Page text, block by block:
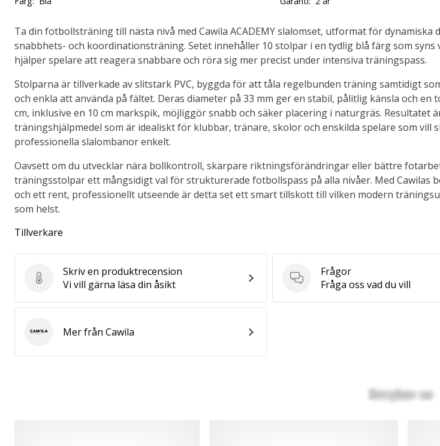
Ta din fotbollsträning till nästa nivå med Cawila ACADEMY slalomset, utformat för dynamiska
snabbhets- och koordinationsträning. Setet innehåller 10 stolpar i en tydlig blå färg som syns
hjälper spelare att reagera snabbare och röra sig mer precist under intensiva träningspass.
Stolparna är tillverkade av slitstark PVC, byggda för att tåla regelbunden träning samtidigt
och enkla att använda på fältet. Deras diameter på 33 mm ger en stabil, pålitlig känsla och en
cm, inklusive en 10 cm markspik, möjliggör snabb och säker placering i naturgräs. Resultatet
träningshjälpmedel som är idealiskt för klubbar, tränare, skolor och enskilda spelare som vill
professionella slalombanor enkelt.
Oavsett om du utvecklar nära bollkontroll, skarpare riktningsförändringar eller bättre
träningsstolpar ett mångsidigt val för strukturerade fotbollspass på alla nivåer. Med Cawilas
och ett rent, professionellt utseende är detta set ett smart tillskott till vilken modern
som helst.
Tillverkare
Skriv en produktrecension
Skriv en produktrecension
Vi vill gärna läsa din åsikt
Frågor
Frågor
Fråga oss vad du vill
CawilaMer från Cawila